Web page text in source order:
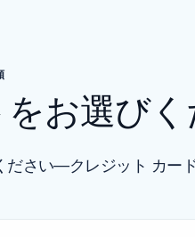
お選び
ださい—クレジット カー